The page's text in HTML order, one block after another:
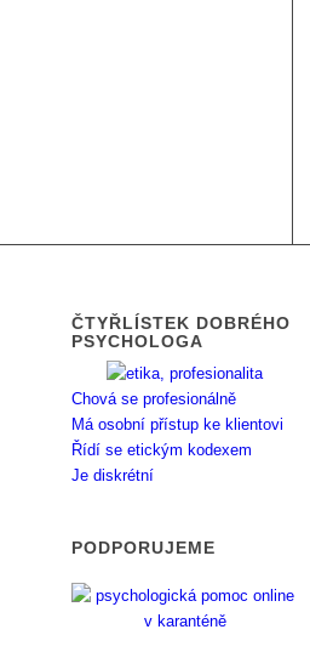
ČTYŘLÍSTEK DOBRÉHO
PSYCHOLOGA
Chová se profesionálně
Má osobní přístup ke klientovi
Řídí se etickým kodexem
Je diskrétní
PODPORUJEME